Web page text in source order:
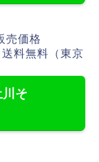
価格
料無料（東京
そ